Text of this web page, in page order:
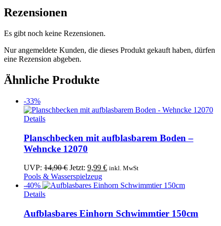
Rezensionen
Es gibt noch keine Rezensionen.
Nur angemeldete Kunden, die dieses Produkt gekauft haben, dürfen
eine Rezension abgeben.
Ähnliche Produkte
-33%
Details
Planschbecken mit aufblasbarem Boden –
Wehncke 12070
UVP: 14,90€ Ursprünglicher
Preis
war:
Jetzt: 9,99 €Aktueller
ist:
inkl. MwSt
Pools & Wasserspielzeug
-40%
Details
Aufblasbares Einhorn Schwimmtier 150cm